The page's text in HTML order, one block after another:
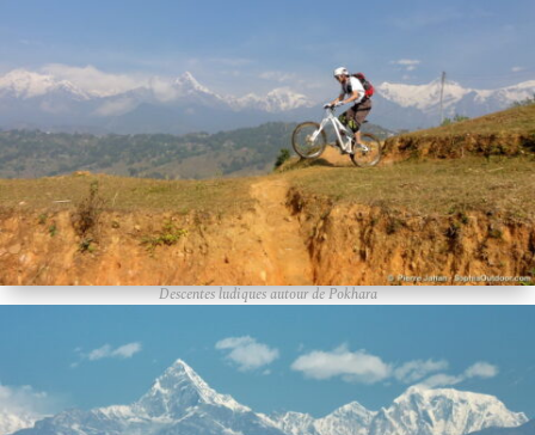
Descentes ludiques autour de Pokhara